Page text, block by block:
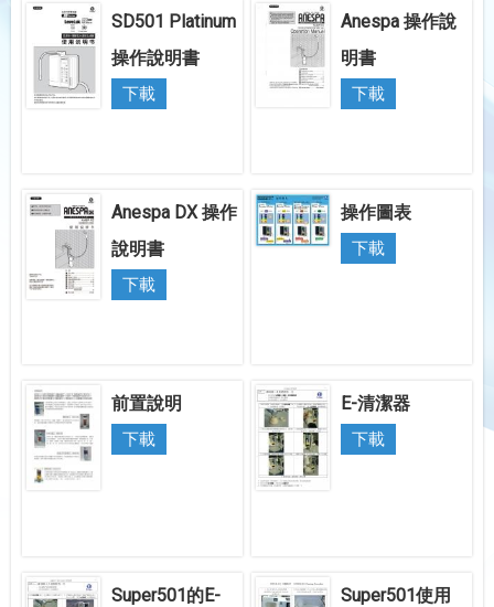
SD501 Platinum
操作說明書
下載
Anespa 操作說
明書
下載
Anespa DX 操作
說明書
下載
操作圖表
下載
前置說明
下載
E-清潔器
下載
Super501的E-
Super501使用